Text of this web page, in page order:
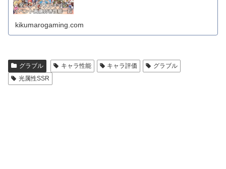
kikumarogaming.com
グラブル キャラ性能 キャラ評価
グラブル
光属性SSR